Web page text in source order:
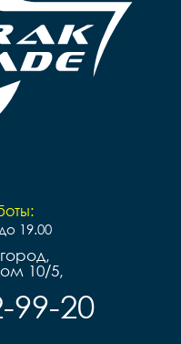
19.00
10/5,
99-20